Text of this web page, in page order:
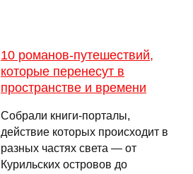
10 романов-путешествий,
которые перенесут в
пространстве и времени
Собрали книги-порталы,
действие которых происходит в
разных частях света — от
Курильских островов до